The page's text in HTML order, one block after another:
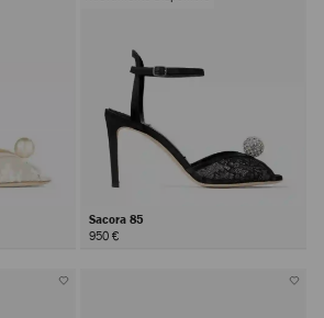
Sacora 85
950 €